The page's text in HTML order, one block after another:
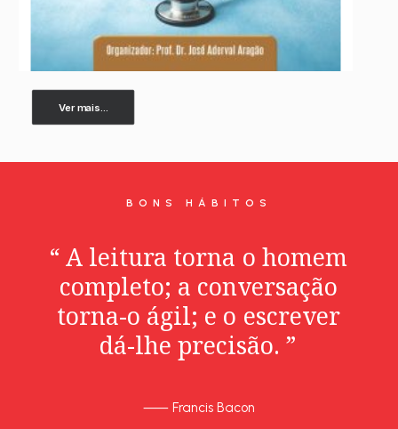
Ver mais...
BONS HÁBITOS
“ A leitura torna o homem
completo; a conversação
torna-o ágil; e o escrever
dá-lhe precisão. ”
⸺ Francis Bacon